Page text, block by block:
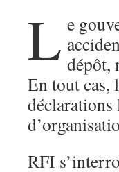
L e
dépôt,
En tout cas,
déclarations
RFI